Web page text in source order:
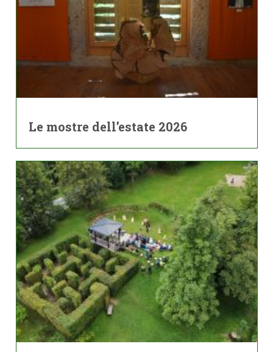
Le mostre dell’estate 2026